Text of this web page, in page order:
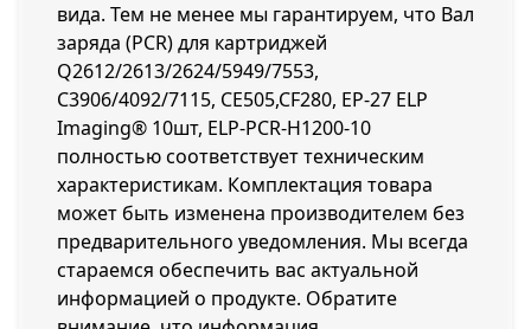
вида. Тем не менее мы гарантируем, что Вал
заряда (PCR) для картриджей
Q2612/2613/2624/5949/7553,
C3906/4092/7115, CE505,CF280, EP-27 ELP
Imaging® 10шт, ELP-PCR-H1200-10
полностью соответствует техническим
характеристикам. Комплектация товара
может быть изменена производителем без
предварительного уведомления. Мы всегда
стараемся обеспечить вас актуальной
информацией о продукте. Обратите